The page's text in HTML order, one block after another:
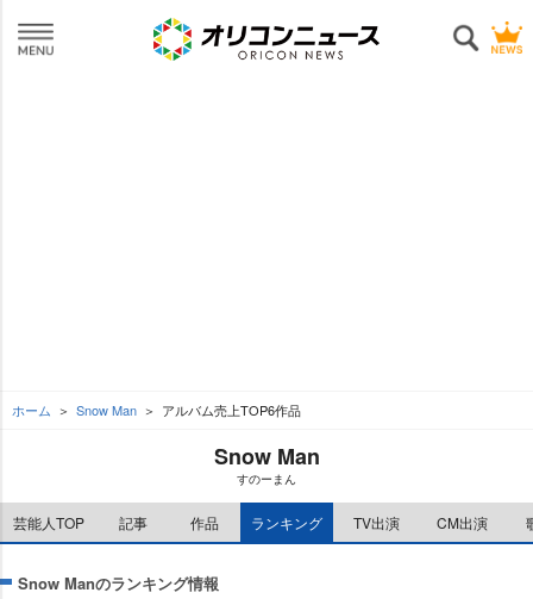
ホーム Snow Man アルバム売上TOP6作品
Snow Man
すのーまん
芸能人TOP 記事 作品 ランキング TV出演 CM出演
Snow Manのランキング情報